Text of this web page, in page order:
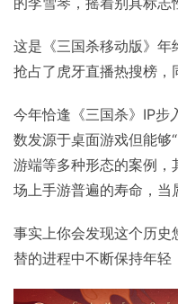
这是《三国杀移动版》年
抢占了虎牙直播热搜榜，
今年恰逢《三国杀》IP步
数发源于桌面游戏但能够
游端等多种形态的案例
场上手游普遍的寿命，当
事实上你会发现这个历史
替的进程中不断保持年轻